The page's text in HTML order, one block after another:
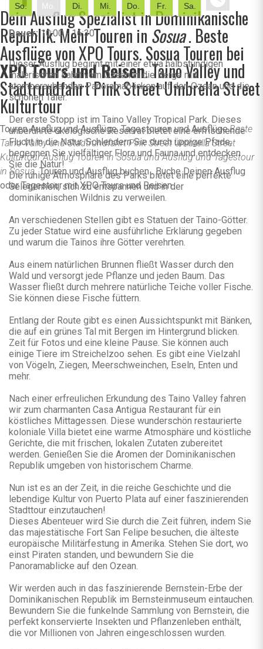
Dein Ausflug Spezialist in Dominikanische
Republik. Mehr Touren in Sosua. Beste
Ausflüge von XPO Tours. Sosua Touren bei
XPO Tours und Reisen. Taino Valley und
Stadtrundfahrt Pink Street Umbrella Street
Kulturtour
Touren Ausflug und Ausflüge. Tagestouren und Ausflüge.Beste
Taino Valley und Stadtrundfahrt Pink Street Umbrella Street
Kulturtour Ausflug Touren in Sosua und Ausflug und Tagestour
in Sosua.Touren und Ausflug buchen . Buche Deinen Ausflug
oder Tagestour mit XPO Tours und Reisen.
So. Mo. Di. Mi. Do. Fr. Sa.
Dauer: 10:00 - 16:30
Dieser Ausflug beginnt mit einer etwa halbstündigen
malerischen Fahrt vom Ozean in die Berge mit
atemberaubenden Panoramablicken auf den Ozean und die
schönen Täler.
Der erste Stopp ist im Taino Valley Tropical Park. Dieses
unberührte ökologische Reservat bietet eine erfrischende
Flucht in die Natur. Schlendern Sie durch üppige Pfade,
begegnen Sie vielfältiger Flora und Fauna und entdecken
Sie die Natur!
Die ruhige Atmosphäre des Parks bietet eine perfekte
Gelegenheit, sich zu entspannen und in der
dominikanischen Wildnis zu verweilen.
An verschiedenen Stellen gibt es Statuen der Taino-Götter.
Zu jeder Statue wird eine ausführliche Erklärung gegeben
und warum die Tainos ihre Götter verehrten.
Aus einem natürlichen Brunnen fließt Wasser durch den
Wald und versorgt jede Pflanze und jeden Baum. Das
Wasser fließt durch mehrere natürliche Teiche voller Fische.
Sie können diese Fische füttern.
Entlang der Route gibt es einen Aussichtspunkt mit Bänken,
die auf ein grünes Tal mit Bergen im Hintergrund blicken.
Zeit für Fotos und eine kleine Pause. Sie können auch
einige Tiere im Streichelzoo sehen. Es gibt eine Vielzahl
von Vögeln, Ziegen, Meerschweinchen, Eseln, Enten und
mehr.
Nach einer erfreulichen Erkundung des Taino Valley fahren
wir zum charmanten Casa Antigua Restaurant für ein
köstliches Mittagessen. Diese wunderschön restaurierte
koloniale Villa bietet eine warme Atmosphäre und köstliche
Gerichte, die mit frischen, lokalen Zutaten zubereitet
werden. Genießen Sie die Aromen der Dominikanischen
Republik umgeben von historischem Charme.
Nun ist es an der Zeit, in die reiche Geschichte und die
lebendige Kultur von Puerto Plata auf einer faszinierenden
Stadttour einzutauchen!
Dieses Abenteuer wird Sie durch die Zeit führen, indem Sie
das majestätische Fort San Felipe besuchen, die älteste
europäische Militärfestung in Amerika. Stehen Sie dort, wo
einst Piraten standen, und bewundern Sie die
Panoramablicke auf den Ozean.
Wir werden auch in das faszinierende Bernstein-Erbe der
Dominikanischen Republik im Bernsteinmuseum eintauchen.
Bewundern Sie die funkelnde Sammlung von Bernstein, die
perfekt konservierte Insekten und Pflanzenleben enthält,
die vor Millionen von Jahren eingeschlossen wurden.